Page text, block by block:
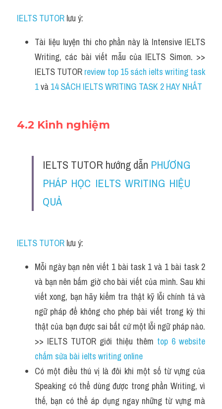
IELTS TUTOR lưu ý:
Tài liệu luyện thi cho phần này là Intensive IELTS
Writing, các bài viết mẫu của IELTS Simon. >>
IELTS TUTOR review top 15 sách ielts writing task
1 và 14 SÁCH IELTS WRITING TASK 2 HAY NHẤT
4.2 Kinh nghiệm
IELTS TUTOR hướng dẫn PHƯƠNG
PHÁP HỌC IELTS WRITING HIỆU
QUẢ
IELTS TUTOR lưu ý:
Mỗi ngày bạn nên viết 1 bài task 1 và 1 bài task 2
và bạn nên bấm giờ cho bài viết của mình. Sau khi
viết xong, bạn hãy kiểm tra thật kỹ lỗi chính tả và
ngữ pháp để không cho phép bài viết trong kỳ thi
thật của bạn được sai bất cứ một lỗi ngữ pháp nào.
>> IELTS TUTOR giới thiệu thêm top 6 website
chấm sửa bài ielts writing online
Có một điều thú vị là đôi khi một số từ vựng của
Speaking có thể dùng được trong phần Writing, vì
thế, bạn có thể áp dụng ngay những từ vựng mà